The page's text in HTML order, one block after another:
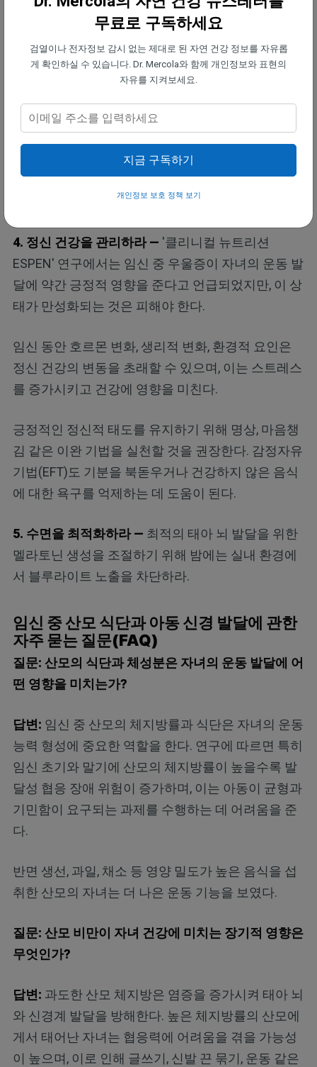
어야 한다면, 다음 보호 전략을 고려하라.
아스타잔틴을 섭취해 피부의 자외선 저항력을 높여
◦ 햇빛 노출 전에 나이아신아마이드 크림을 피부에 발
◦ 햇빛 노출 전에 소량의 아스피린을 복용해 리놀레산
이 유해한 산화 대사물로 변환되는 것을 막아라.
4. 정신 건강을 관리하라 — '클리니컬 뉴트리션
ESPEN' 연구에서는 임신 중 우울증이 자녀의 운동 발
달에 약간 긍정적 영향을 준다고 언급되었지만, 이 상
태가 만성화되는 것은 피해야 한다.
임신 동안 호르몬 변화, 생리적 변화, 환경적 요인은
정신 건강의 변동을 초래할 수 있으며, 이는 스트레스
를 증가시키고 건강에 영향을 미친다.
긍정적인 정신적 태도를 유지하기 위해 명상, 마음챙
김 같은 이완 기법을 실천할 것을 권장한다. 감정자유
기법(EFT)도 기분을 북돋우거나 건강하지 않은 음식
에 대한 욕구를 억제하는 데 도움이 된다.
5. 수면을 최적화하라 — 최적의 태아 뇌 발달을 위한
멜라토닌 생성을 조절하기 위해 밤에는 실내 환경에
서 블루라이트 노출을 차단하라.
임신 중 산모 식단과 아동 신경 발달에 관한
자주 묻는 질문(FAQ)
질문: 산모의 식단과 체성분은 자녀의 운동 발달에 어
떤 영향을 미치는가?
답변: 임신 중 산모의 체지방률과 식단은 자녀의 운동
능력 형성에 중요한 역할을 한다. 연구에 따르면 특히
임신 초기와 말기에 산모의 체지방률이 높을수록 발
달성 협응 장애 위험이 증가하며, 이는 아동이 균형과
기민함이 요구되는 과제를 수행하는 데 어려움을 준
다.
반면 생선, 과일, 채소 등 영양 밀도가 높은 음식을 섭
취한 산모의 자녀는 더 나은 운동 기능을 보였다.
질문: 산모 비만이 자녀 건강에 미치는 장기적 영향은
무엇인가?
답변: 과도한 산모 체지방은 염증을 증가시켜 태아 뇌
와 신경계 발달을 방해한다. 높은 체지방률의 산모에
게서 태어난 자녀는 협응력에 어려움을 겪을 가능성
이 높으며, 이로 인해 글쓰기, 신발 끈 묶기, 운동 같은
무료로 구독하세요
검열이나 전자정보 감시 없는 제대로 된 자연 건강 정보를 자유롭
게 확인하실 수 있습니다. Dr. Mercola와 함께 개인정보와 표현의
자유를 지켜보세요.
지금 구독하기
개인정보 보호 정책 보기